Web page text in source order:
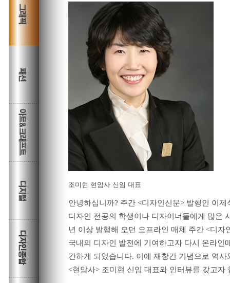
조미현 현암사 신임 대표
안녕하십니까? 주간 <디자인신문> 발행인 이
디자인 전공의 학생이나 디자이너들에게 많은
년 이상 발행해 오던 오프라인 매체 주간 <디자
국내의 디자인 발전에 기여하고자 다시 온라인
간하게 되었습니다. 이에 재창간 기념으로 역사
<현암사> 조미현 신임 대표와 인터뷰를 갖고자